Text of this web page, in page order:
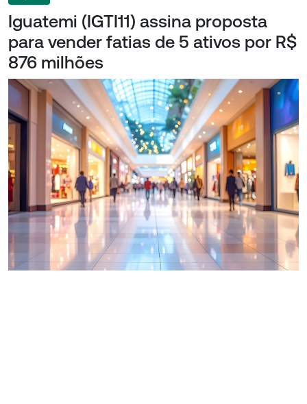
Iguatemi (IGTI11) assina proposta
para vender fatias de 5 ativos por R$
876 milhões